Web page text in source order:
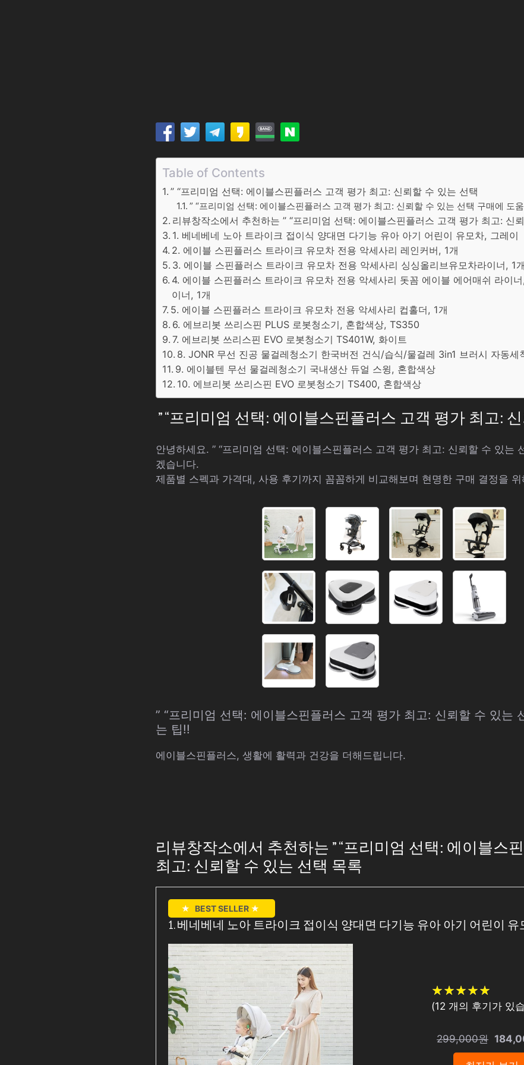
Table of Contents
” “프리미엄 선택: 에이블스핀플러스 고객 평가 최고: 신뢰할 수 있는 선택
” “프리미엄 선택: 에이블스핀플러스 고객 평가 최고: 신뢰할 수 있는 선택 구매에 도
리뷰창작소에서 추천하는 ” “프리미엄 선택: 에이블스핀플러스 고객 평가 최고: 신
1. 베네베네 노아 트라이크 접이식 양대면 다기능 유아 아기 어린이 유모차, 그레이
2. 에이블 스핀플러스 트라이크 유모차 전용 악세사리 레인커버, 1개
3. 에이블 스핀플러스 트라이크 유모차 전용 악세사리 싱싱올리브유모차라이너, 1개
4. 에이블 스핀플러스 트라이크 유모차 전용 악세사리 돗꼼 에이블 에어매쉬 라이
이너, 1개
5. 에이블 스핀플러스 트라이크 유모차 전용 악세사리 컵홀더, 1개
6. 에브리봇 쓰리스핀 PLUS 로봇청소기, 혼합색상, TS350
7. 에브리봇 쓰리스핀 EVO 로봇청소기 TS401W, 화이트
8. JONR 무선 진공 물걸레청소기 한국버전 건식/습식/물걸레 3in1 브러시 자동세
9. 에이블텐 무선 물걸레청소기 국내생산 듀얼 스윙, 혼합색상
10. 에브리봇 쓰리스핀 EVO 로봇청소기 TS400, 혼합색상
” “프리미엄 선택: 에이블스핀플러스 고객 평가 최고:
안녕하세요. ” “프리미엄 선택: 에이블스핀플러스 고객 평가 최고: 신뢰할 수 있는
겠습니다.
제품별 스펙과 가격대, 사용 후기까지 꼼꼼하게 비교해보며 현명한 구매 결정을
” “프리미엄 선택: 에이블스핀플러스 고객 평가 최고: 신뢰할 수 있는
는 팁!!
에이블스핀플러스, 생활에 활력과 건강을 더해드립니다.
리뷰창작소에서 추천하는 ” “프리미엄 선택: 에이블스
최고: 신뢰할 수 있는 선택 목록
★ BEST SELLER ★
1. 베네베네 노아 트라이크 접이식 양대면 다기능 유아 아기 어린이 유
★★★★★
★★★★★
(12 개의 후기가 있
299,000원